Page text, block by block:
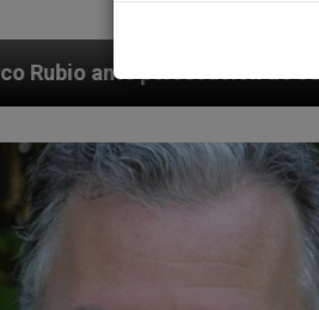
judíos que afecta a